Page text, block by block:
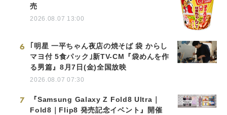
売
2026.08.07 13:00
6
｢明星 一平ちゃん夜店の焼そば 袋 からし
マヨ付 5食パック｣新TV-CM『袋めんを作
る男篇』8月7日(金)全国放映
2026.08.07 07:30
7
『Samsung Galaxy Z Fold8 Ultra｜
Fold8｜Flip8 発売記念イベント』開催